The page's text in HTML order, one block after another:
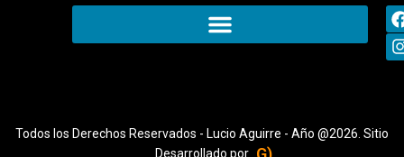
Todos los Derechos Reservados - Lucio Aguirre - Año @2026. Sitio
Desarrollado por